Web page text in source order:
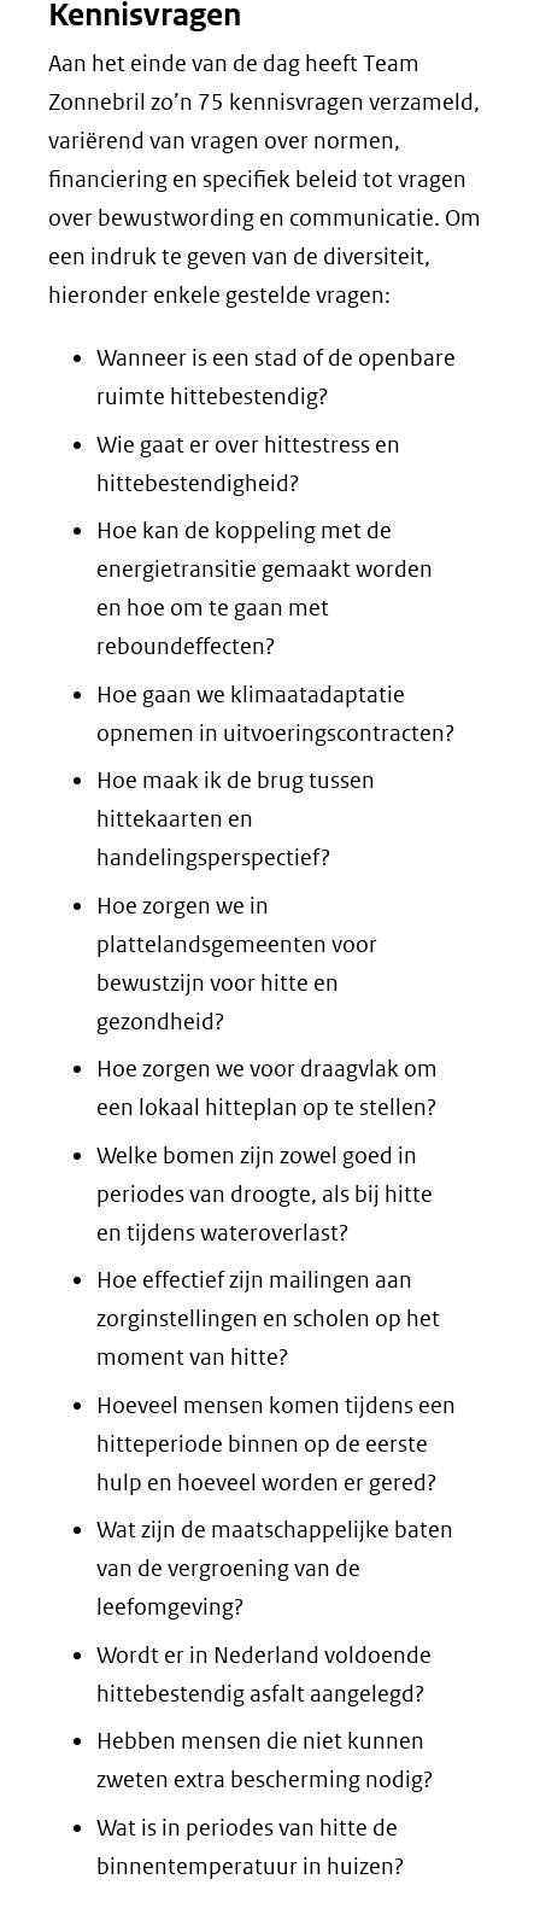
Kennisvragen
Aan het einde van de dag heeft Team
Zonnebril zo’n 75 kennisvragen verzameld,
variërend van vragen over normen,
financiering en specifiek beleid tot vragen
over bewustwording en communicatie. Om
een indruk te geven van de diversiteit,
hieronder enkele gestelde vragen:
Wanneer is een stad of de openbare
ruimte hittebestendig?
Wie gaat er over hittestress en
hittebestendigheid?
Hoe kan de koppeling met de
energietransitie gemaakt worden
en hoe om te gaan met
reboundeffecten?
Hoe gaan we klimaatadaptatie
opnemen in uitvoeringscontracten?
Hoe maak ik de brug tussen
hittekaarten en
handelingsperspectief?
Hoe zorgen we in
plattelandsgemeenten voor
bewustzijn voor hitte en
gezondheid?
Hoe zorgen we voor draagvlak om
een lokaal hitteplan op te stellen?
Welke bomen zijn zowel goed in
periodes van droogte, als bij hitte
en tijdens wateroverlast?
Hoe effectief zijn mailingen aan
zorginstellingen en scholen op het
moment van hitte?
Hoeveel mensen komen tijdens een
hitteperiode binnen op de eerste
hulp en hoeveel worden er gered?
Wat zijn de maatschappelijke baten
van de vergroening van de
leefomgeving?
Wordt er in Nederland voldoende
hittebestendig asfalt aangelegd?
Hebben mensen die niet kunnen
zweten extra bescherming nodig?
Wat is in periodes van hitte de
binnentemperatuur in huizen?